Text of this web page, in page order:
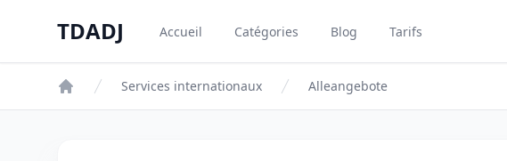
TDADJ
TDADJ Accueil Catégories Blog Tarifs
Services internationaux Alleangebote